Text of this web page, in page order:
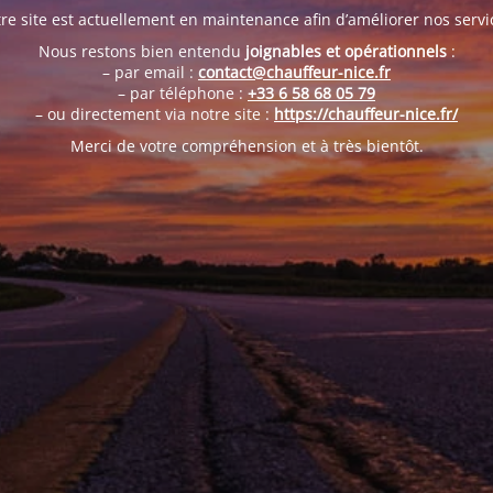
site est actuellement en maintenance afin d’améliorer nos
Nous restons bien entendu joignables et opérationnels:
– par email : contact@chauffeur-nice.fr
– par téléphone : +33 6 58 68 05 79
– ou directement via notre site : https://chauffeur-nice.fr/
Merci de votre compréhension et à très bientôt.